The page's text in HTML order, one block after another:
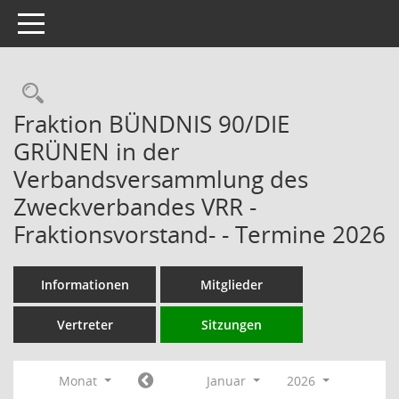
Toggle navigation
Rechercheauswahl
Fraktion BÜNDNIS 90/DIE
GRÜNEN in der
Verbandsversammlung des
Zweckverbandes VRR -
Fraktionsvorstand- - Termine 2026
Informationen Mitglieder
Vertreter Sitzungen
Monat Januar
2026